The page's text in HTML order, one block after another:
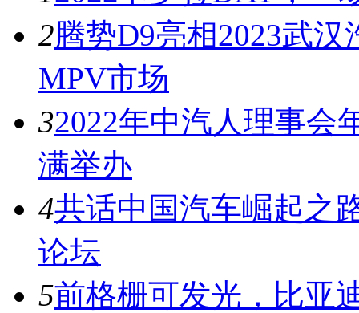
2腾势D9亮相2023武
MPV市场
32022年中汽人理事会
满举办
4共话中国汽车崛起之
论坛
5前格栅可发光，比亚